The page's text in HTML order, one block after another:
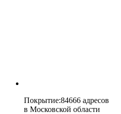
Покрытие:84666 адресов
в Московской области